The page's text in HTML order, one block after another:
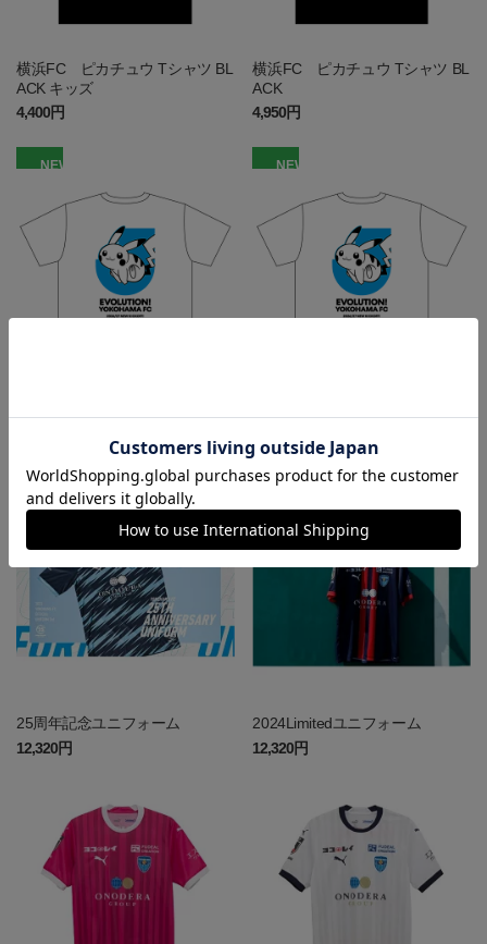
横浜FC ピカチュウ Tシャツ BL
ACK キッズ
4,400円
横浜FC ピカチュウ Tシャツ BL
ACK
4,950円
NEW NEW
4,950円
25周年記念ユニフォーム
12,320円
2024Limitedユニフォーム
12,320円